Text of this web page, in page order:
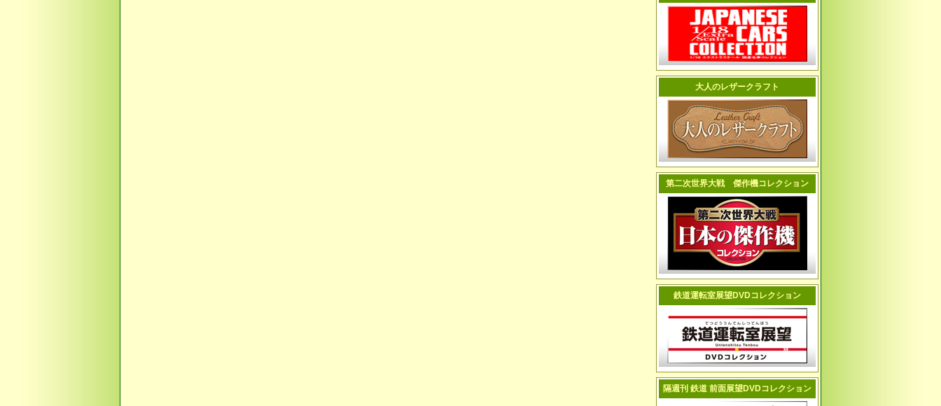
大人のレザークラフト
第二次世界大戦 傑作機コレクション
鉄道運転室展望DVDコレクション
隔週刊 鉄道 前面展望DVDコレクション